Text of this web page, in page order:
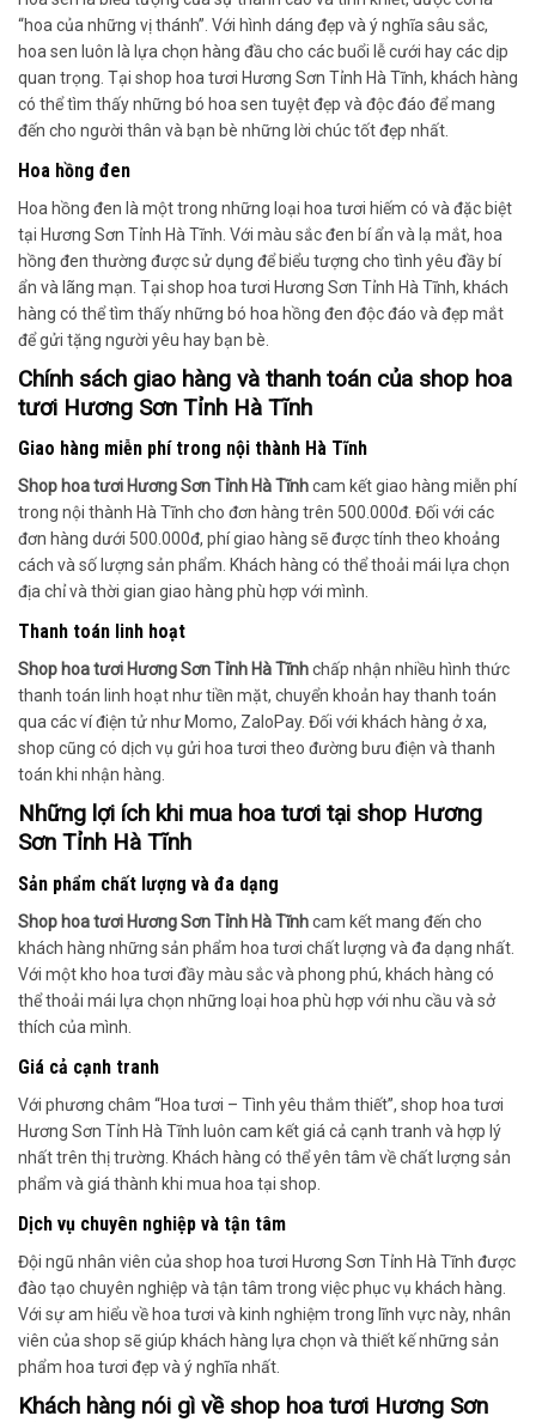
“hoa của những vị thánh”. Với hình dáng đẹp và ý nghĩa sâu sắc,
hoa sen luôn là lựa chọn hàng đầu cho các buổi lễ cưới hay các dịp
quan trọng. Tại shop hoa tươi Hương Sơn Tỉnh Hà Tĩnh, khách hàng
có thể tìm thấy những bó hoa sen tuyệt đẹp và độc đáo để mang
đến cho người thân và bạn bè những lời chúc tốt đẹp nhất.
Hoa hồng đen
Hoa hồng đen là một trong những loại hoa tươi hiếm có và đặc biệt
tại Hương Sơn Tỉnh Hà Tĩnh. Với màu sắc đen bí ẩn và lạ mắt, hoa
hồng đen thường được sử dụng để biểu tượng cho tình yêu đầy bí
ẩn và lãng mạn. Tại shop hoa tươi Hương Sơn Tỉnh Hà Tĩnh, khách
hàng có thể tìm thấy những bó hoa hồng đen độc đáo và đẹp mắt
để gửi tặng người yêu hay bạn bè.
Chính sách giao hàng và thanh toán của shop hoa
tươi Hương Sơn Tỉnh Hà Tĩnh
Giao hàng miễn phí trong nội thành Hà Tĩnh
Shop hoa tươi Hương Sơn Tỉnh Hà Tĩnhcam kết giao hàng miễn phí
trong nội thành Hà Tĩnh cho đơn hàng trên 500.000đ. Đối với các
đơn hàng dưới 500.000đ, phí giao hàng sẽ được tính theo khoảng
cách và số lượng sản phẩm. Khách hàng có thể thoải mái lựa chọn
địa chỉ và thời gian giao hàng phù hợp với mình.
Thanh toán linh hoạt
Shop hoa tươi Hương Sơn Tỉnh Hà Tĩnhchấp nhận nhiều hình thức
thanh toán linh hoạt như tiền mặt, chuyển khoản hay thanh toán
qua các ví điện tử như Momo, ZaloPay. Đối với khách hàng ở xa,
shop cũng có dịch vụ gửi hoa tươi theo đường bưu điện và thanh
toán khi nhận hàng.
Những lợi ích khi mua hoa tươi tại shop Hương
Sơn Tỉnh Hà Tĩnh
Sản phẩm chất lượng và đa dạng
Shop hoa tươi Hương Sơn Tỉnh Hà Tĩnhcam kết mang đến cho
khách hàng những sản phẩm hoa tươi chất lượng và đa dạng nhất.
Với một kho hoa tươi đầy màu sắc và phong phú, khách hàng có
thể thoải mái lựa chọn những loại hoa phù hợp với nhu cầu và sở
thích của mình.
Giá cả cạnh tranh
Với phương châm “Hoa tươi – Tình yêu thắm thiết”, shop hoa tươi
Hương Sơn Tỉnh Hà Tĩnh luôn cam kết giá cả cạnh tranh và hợp lý
nhất trên thị trường. Khách hàng có thể yên tâm về chất lượng sản
phẩm và giá thành khi mua hoa tại shop.
Dịch vụ chuyên nghiệp và tận tâm
Đội ngũ nhân viên của shop hoa tươi Hương Sơn Tỉnh Hà Tĩnh được
đào tạo chuyên nghiệp và tận tâm trong việc phục vụ khách hàng.
Với sự am hiểu về hoa tươi và kinh nghiệm trong lĩnh vực này, nhân
viên của shop sẽ giúp khách hàng lựa chọn và thiết kế những sản
phẩm hoa tươi đẹp và ý nghĩa nhất.
Khách hàng nói gì về shop hoa tươi Hương Sơn